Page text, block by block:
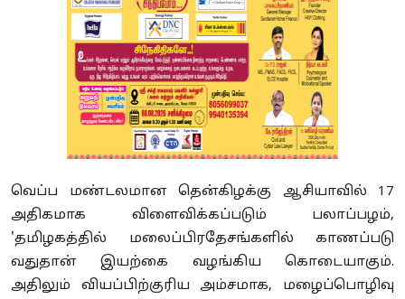
வெப்ப மண்டலமான தென்கிழக்கு ஆசியாவில் 17
அதிகமாக விளைவிக்கப்படும் பலாப்பழம்,
'தமிழகத்தில் மலைப்பிரதேசங்களில் காணப்படு
வதுதான் இயற்கை வழங்கிய கொடையாகும்.
அதிலும் வியப்பிற்குரிய அம்சமாக, மழைப்பொழிவு